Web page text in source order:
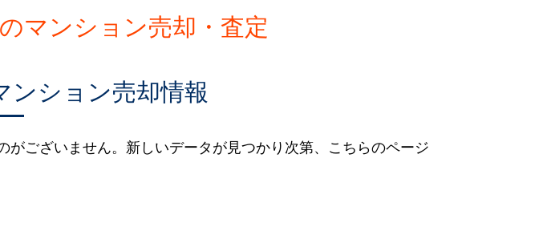
マンション売却・査定
ンション売却情報
ございません。新しいデータが見つかり次第、こちらのページ